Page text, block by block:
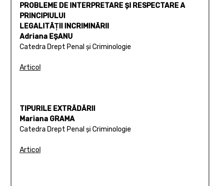
PROBLEME DE INTERPRETARE ŞI RESPECTARE A
PRINCIPIULUI
LEGALITĂŢII INCRIMINĂRII
Adriana EŞANU
Catedra Drept Penal şi Criminologie
Articol
TIPURILE EXTRĂDĂRII
Mariana GRAMA
Catedra Drept Penal şi Criminologie
Articol